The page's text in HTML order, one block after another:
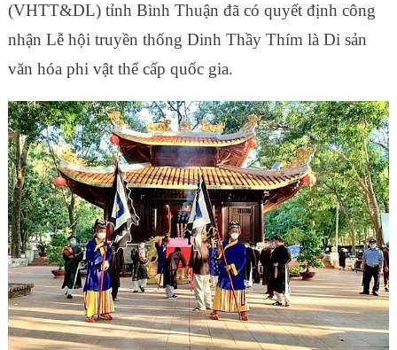
(VHTT&DL) tỉnh Bình Thuận đã có quyết định công
nhận Lễ hội truyền thống Dinh Thầy Thím là Di sản
văn hóa phi vật thể cấp quốc gia.